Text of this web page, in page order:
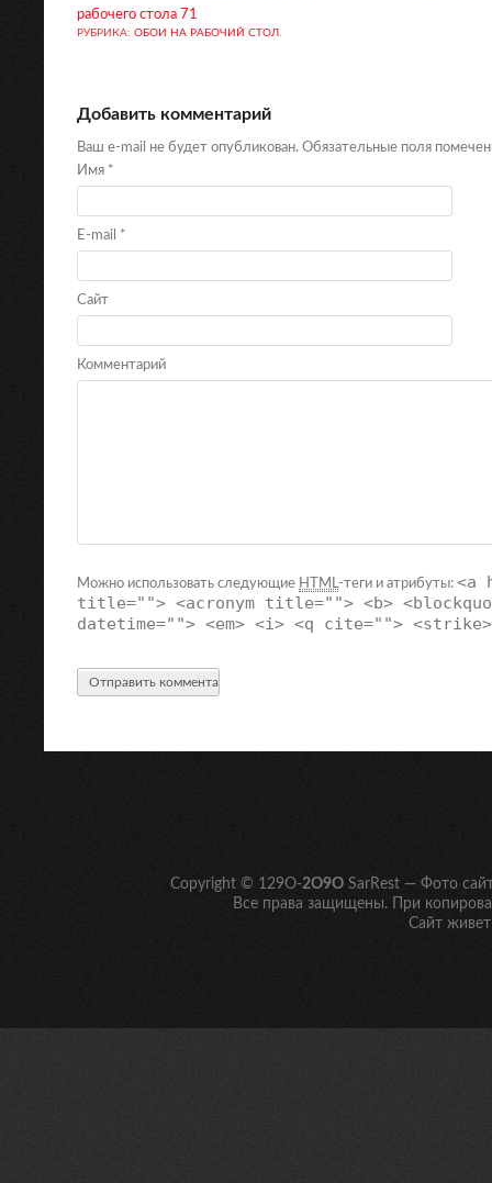
рабочего стола 71
РУБРИКА: ОБОИ НА РАБОЧИЙ СТОЛ.
Добавить комментарий
Ваш e-mail не будет опубликован. Обязательные поля
Имя *
E-mail *
Сайт
Комментарий
Можно использовать следующие HTML-теги и атрибуты: <a
title=""> <acronym title=""> <b>
datetime=""> <em> <i> <q cite="">
Copyright © 129O-2O9O SarRest — Фото
Все права защищены. При
Сайт живет